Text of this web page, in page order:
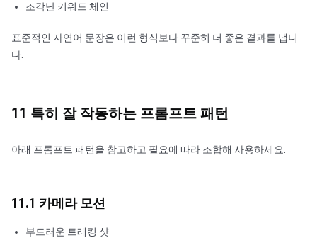
조각난 키워드 체인
표준적인 자연어 문장은 이런 형식보다 꾸준히 더 좋은 결과를 냅니
다.
11 특히 잘 작동하는 프롬프트 패턴
아래 프롬프트 패턴을 참고하고 필요에 따라 조합해 사용하세요.
11.1 카메라 모션
부드러운 트래킹 샷